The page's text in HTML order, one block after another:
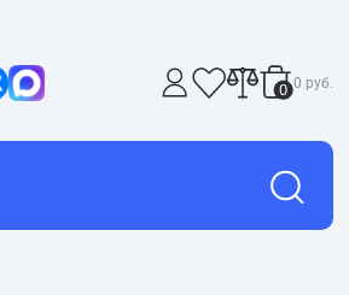
0 0 руб.